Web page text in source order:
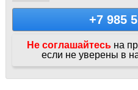
+7 985
Не соглашайтесь на
если не уверены в